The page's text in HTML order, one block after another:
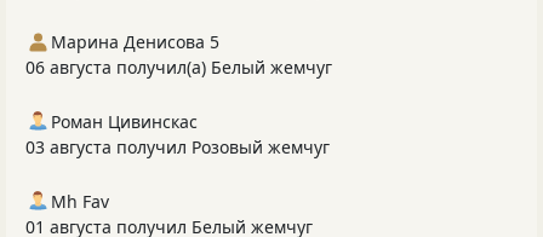
Марина Денисова 5
06 августа получил(а) Белый жемчуг
Роман Цивинскас
03 августа получил Розовый жемчуг
Mh Fav
01 августа получил Белый жемчуг